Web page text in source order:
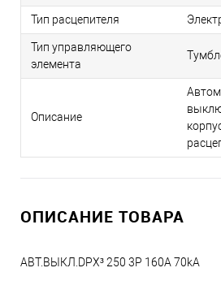
Тип расцепителя
Тип управляющего
элемента
Описание
ОПИСАНИЕ ТОВАРА
АВТ.ВЫКЛ.DPX³ 250 3P 160А 70kA